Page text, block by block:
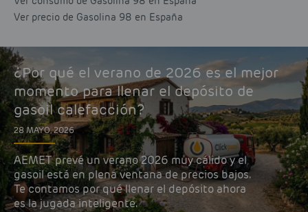
Ver precio de Gasolina 98 en España
¿Por qué el verano de 2026 es el mejor
momento para llenar el depósito de
gasoil calefacción?
28 MAYO, 2026
AEMET prevé un verano 2026 muy cálido y el
gasoil está en plena ventana de precios bajos.
Te contamos por qué llenar el depósito ahora
es la jugada inteligente.